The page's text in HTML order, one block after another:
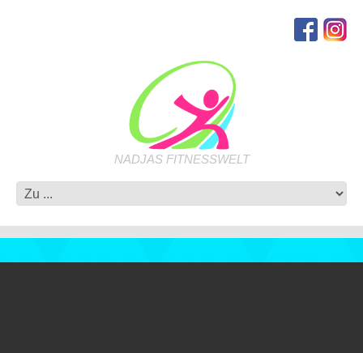
NADJAS FITNESSWELT